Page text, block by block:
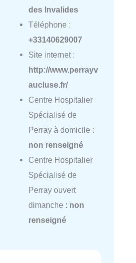
des Invalides
Téléphone :
+33140629007
Site internet :
http://www.perrayv
aucluse.fr/
Centre Hospitalier
Spécialisé de
Perray à domicile :
non renseigné
Centre Hospitalier
Spécialisé de
Perray ouvert
dimanche : non
renseigné